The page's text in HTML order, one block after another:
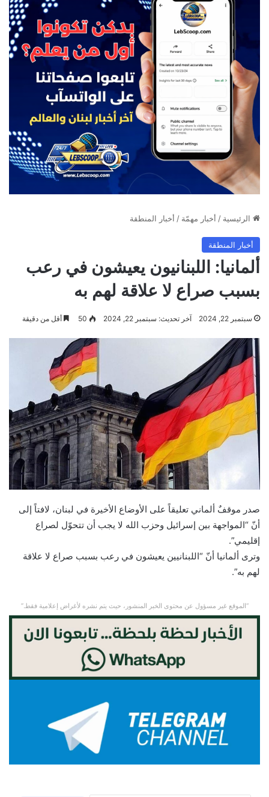
الرئيسية / أخبار مهمّة / أخبار المنطقة
أخبار المنطقة
ألمانيا: اللبنانيون يعيشون في رعب
بسبب صراع لا علاقة لهم به
سبتمبر 22, 2024 آخر تحديث: سبتمبر 22, 2024 50 أقل من دقيقة
صدر موقفٌ ألماني تعليقاً على الأوضاع الأخيرة في لبنان، لافتاً إلى
أنّ “المواجهة بين إسرائيل وحزب الله لا يجب أن تتحوّل لصراع
إقليمي”.
وترى ألمانيا أنّ “اللبنانيين يعيشون في رعب بسبب صراع لا علاقة
لهم به”.
“الموقع غير مسؤول عن محتوى الخبر المنشور، حيث يتم نشره لأغراض إعلامية فقط.”